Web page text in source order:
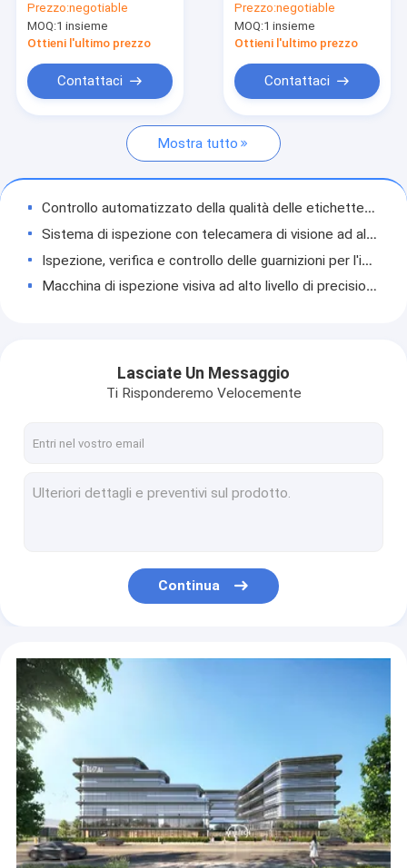
Macchina di ispezione IML
macchina per l'ispezione delle etichette
Altre ispezioni dei prodotti
rilevazione di difetto
Prezzo:negotiable
MOQ:1 insieme
Ottieni l'ultimo prezzo
Contattaci
algoritmi AI ad alta
velocità
Prezzo:negotiable
MOQ:1 insieme
Ottieni l'ultimo prezzo
Contattaci
Mostra tutto
Controllo automatizzato della qualità delle etichette stampate, degli imballaggi e della macchina di ispezione visiva
Sistema di ispezione con telecamera di visione ad alta precisione per tappi in plastica per CDS
Ispezione, verifica e controllo delle guarnizioni per l'induzione, macchina per l'ispezione dell'assemblaggio del tappo della bottiglia
Macchina di ispezione visiva ad alto livello di precisione con statistica online
PCO 1810 Sistema di ispezione visiva del water cap per l'assicurazione della qualità
Guanti medici del PVC di KEYE che collaudano l'attrezzatura a distanza ss 304 di ispezione visiva materiale
Macchina automatica di smistamento a visione per tappi con beccuccio corto ad alta precisione
Macchina d'imballaggio automatica dell'attrezzatura di ispezione per la spalla 200pcs/Min della metropolitana di dentifricio in pasta
Contenitori per bottiglie in PET da 1 litro Macchina per l'ispezione visiva delle bottiglie KVIS-B
macchina di superficie dell'attrezzatura di ispezione di 3D HMI per la tazza di plastica 300pcs/Min del gelato
Macchina d'imballaggio automatica dell'attrezzatura di ispezione del ODM per l'etichetta della bottiglia del gel della doccia
Attrezzatura di ispezione visiva di codici della data e del codice a barre con la struttura del nastro trasportatore
Lasciate Un Messaggio
Ti Risponderemo Velocemente
Continua